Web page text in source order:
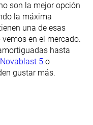
Media
Media
son la mejor opción
la máxima
una de esas
en el mercado.
hasta
Novablast 5 o
gustar más.